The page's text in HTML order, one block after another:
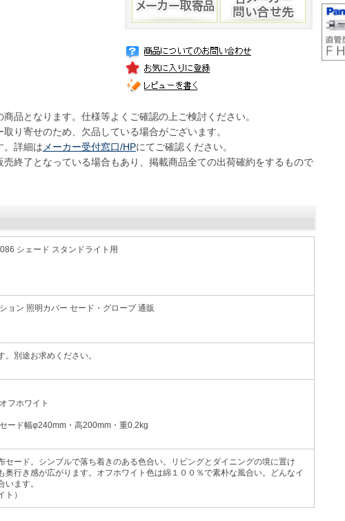
品となります。仕様等よくご確認の上ご検討ください。
り寄せのため、欠品している場合がございます。
。詳細は メーカー受付窓口/HPにてご確認ください。
終了となっている場合もあり、掲載商品全ての出荷確約をするもので
シェード スタンドライト用
ョン 照明カバー セード・グローブ 通販
別途お求めください。
フホワイト
ード幅φ240mm・高200mm・重0.2kg
セード。シンプルで落ち着きのある色合い。リビングとダイニングの境に置け
奥行き感が広がります。オフホワイト色は綿１００％で素朴な風合い。どんなイ
います。
ト）